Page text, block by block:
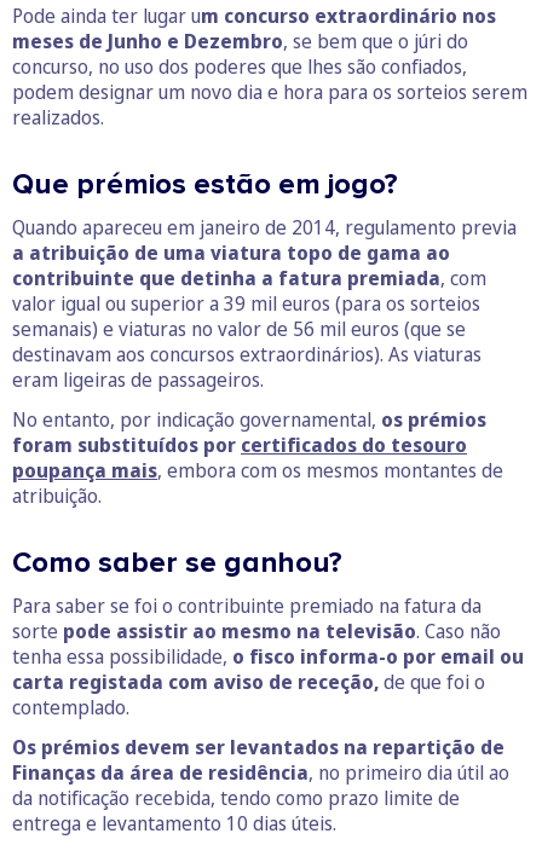
Pode ainda ter lugar um concurso extraordinário nos
meses de Junho e Dezembro, se bem que o júri do
concurso, no uso dos poderes que lhes são confiados,
podem designar um novo dia e hora para os sorteios serem
realizados.
Que prémios estão em jogo?
Quando apareceu em janeiro de 2014, regulamento previa
a atribuição de uma viatura topo de gama ao
contribuinte que detinha a fatura premiada, com
valor igual ou superior a 39 mil euros (para os sorteios
semanais) e viaturas no valor de 56 mil euros (que se
destinavam aos concursos extraordinários). As viaturas
eram ligeiras de passageiros.
No entanto, por indicação governamental, os prémios
foram substituídos por certificados do tesouro
poupança mais, embora com os mesmos montantes de
atribuição.
Como saber se ganhou?
Para saber se foi o contribuinte premiado na fatura da
sorte pode assistir ao mesmo na televisão. Caso não
tenha essa possibilidade, o fisco informa-o por email ou
carta registada com aviso de receção,de que foi o
contemplado.
Os prémios devem ser levantados na repartição de
Finanças da área de residência, no primeiro dia útil ao
da notificação recebida, tendo como prazo limite de
entrega e levantamento 10 dias úteis.